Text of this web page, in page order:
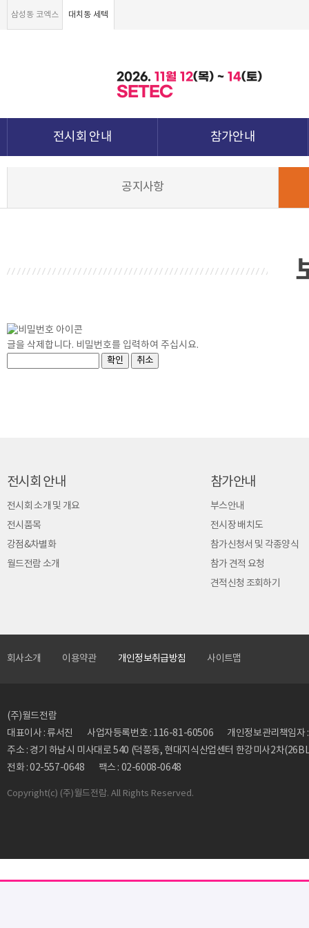
삼성동 코엑스 대치동 세텍
2026. 11월 12(목) ~ 14(토)
SETEC
전시회 안내 참가안내
공지사항
글을 삭제합니다. 비밀번호를 입력하여 주십시요.
전시회 안내
전시회 소개 및 개요
전시품목
강점&차별화
월드전람 소개
참가안내
부스안내
전시장 배치도
참가신청서 및 각종양식
참가 견적 요청
견적신청 조회하기
회사소개 이용약관 개인정보취급방침 사이트맵
(주)월드전람
대표이사 : 류서진
사업자등록번호 : 116-81-60506
개인정보관리책임
주소 : 경기 하남시 미사대로 540 (덕풍동, 현대지식산업센터 한강미사2차
전화 : 02-557-0648
팩스 : 02-6008-0648
Copyright(c) (주)월드전람. All Rights Reserved.